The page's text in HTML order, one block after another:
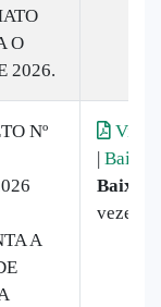
O
2026.
Nº
A
| Baixar
vezes